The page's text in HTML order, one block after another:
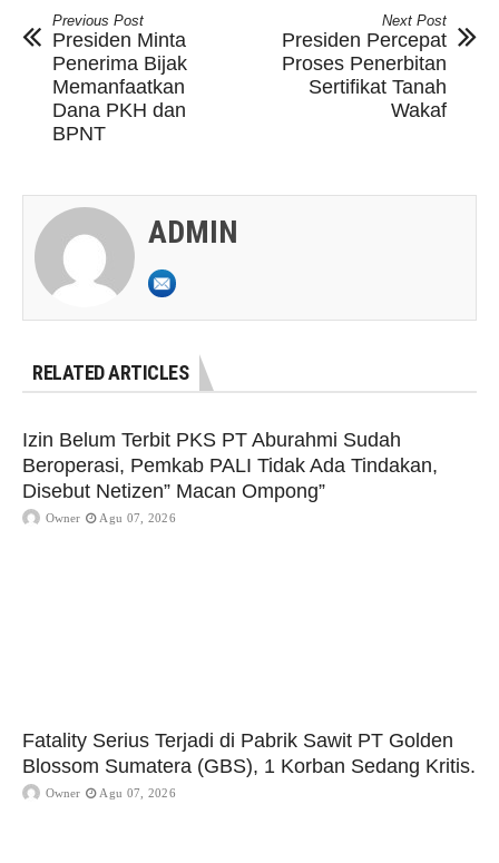
Previous Post
Presiden Minta
Penerima Bijak
Memanfaatkan
Dana PKH dan
BPNT
Next Post
Presiden Percepat
Proses Penerbitan
Sertifikat Tanah
Wakaf
ADMIN
RELATED ARTICLES
Izin Belum Terbit PKS PT Aburahmi Sudah
Beroperasi, Pemkab PALI Tidak Ada Tindakan,
Disebut Netizen” Macan Ompong”
Owner Agu 07, 2026
Fatality Serius Terjadi di Pabrik Sawit PT Golden
Blossom Sumatera (GBS), 1 Korban Sedang Kritis.
Owner Agu 07, 2026